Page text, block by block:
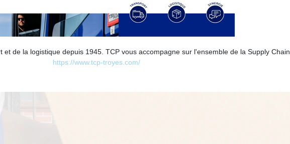
de la logistique depuis 1945. TCP vous accompagne sur l'ensemble de la Supply Chain.
https://www.tcp-troyes.com/